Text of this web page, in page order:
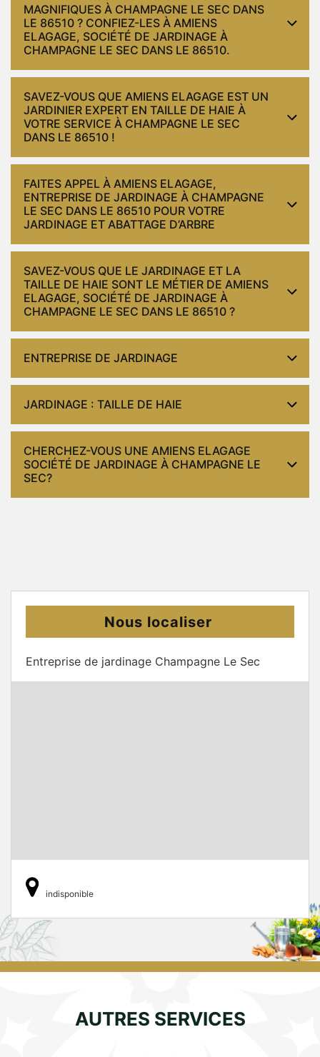
MAGNIFIQUES À CHAMPAGNE LE SEC DANS
LE 86510 ? CONFIEZ-LES À AMIENS
ELAGAGE, SOCIÉTÉ DE JARDINAGE À
CHAMPAGNE LE SEC DANS LE 86510.
SAVEZ-VOUS QUE AMIENS ELAGAGE EST UN
JARDINIER EXPERT EN TAILLE DE HAIE À
VOTRE SERVICE À CHAMPAGNE LE SEC
DANS LE 86510 !
FAITES APPEL À AMIENS ELAGAGE,
ENTREPRISE DE JARDINAGE À CHAMPAGNE
LE SEC DANS LE 86510 POUR VOTRE
JARDINAGE ET ABATTAGE D’ARBRE
SAVEZ-VOUS QUE LE JARDINAGE ET LA
TAILLE DE HAIE SONT LE MÉTIER DE AMIENS
ELAGAGE, SOCIÉTÉ DE JARDINAGE À
CHAMPAGNE LE SEC DANS LE 86510 ?
ENTREPRISE DE JARDINAGE
JARDINAGE : TAILLE DE HAIE
CHERCHEZ-VOUS UNE AMIENS ELAGAGE
SOCIÉTÉ DE JARDINAGE À CHAMPAGNE LE
SEC?
Nous localiser
Entreprise de jardinage Champagne Le Sec
indisponible
AUTRES SERVICES